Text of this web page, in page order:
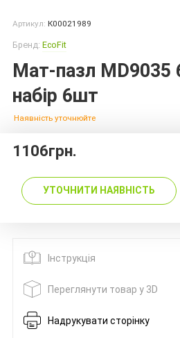
Артикул: К00021989
Бренд: EcoFit
Мат-пазл MD9035
набір 6шт
Наявність уточнюйте
1106грн.
УТОЧНИТИ НАЯВНІСТЬ
Інструкція
Переглянути товар у 3D
Надрукувати сторінку